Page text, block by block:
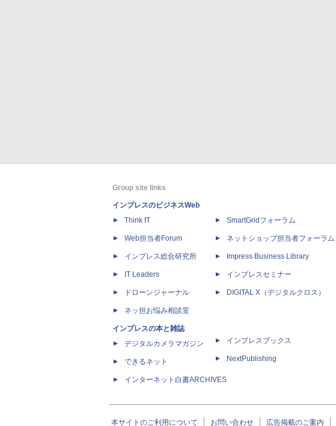
Group site links
インプレスのビジネスWeb
Think IT
Web担当者Forum
インプレス総合研究所
IT Leaders
ドローンジャーナル
ネッ担お悩み相談室
インプレスの本と雑誌
デジタルカメラマガジン
できるネット
インターネット白書ARCHIVES
SmartGridフォーラム
ネットショップ担当者フォーラム
Impress Business Library
インプレスセミナー
DIGITAL X（デジタルクロス）
インプレスブックス
NextPublishing
本サイトのご利用について お問い合わせ 広告掲載のご案内